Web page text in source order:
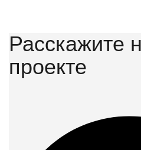
Расскажите
проекте